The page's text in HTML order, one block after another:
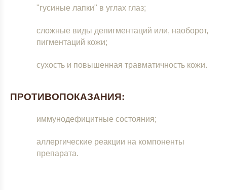
"гусиные лапки" в углах глаз;
сложные виды депигментаций или, наоборот,
пигментаций кожи;
сухость и повышенная травматичность кожи.
ПРОТИВОПОКАЗАНИЯ:
иммунодефицитные состояния;
аллергические реакции на компоненты
препарата.